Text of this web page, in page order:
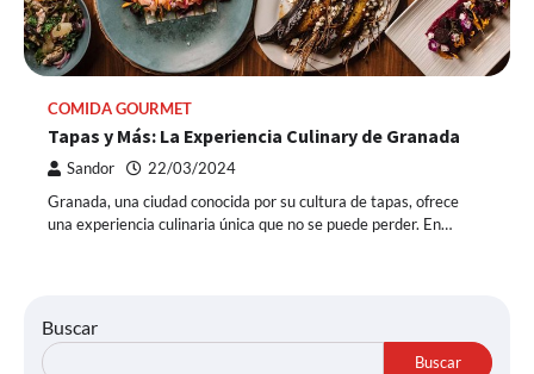
COMIDA GOURMET
Tapas y Más: La Experiencia Culinary de Granada
Sandor 22/03/2024
Granada, una ciudad conocida por su cultura de tapas, ofrece
una experiencia culinaria única que no se puede perder. En…
Buscar
Buscar